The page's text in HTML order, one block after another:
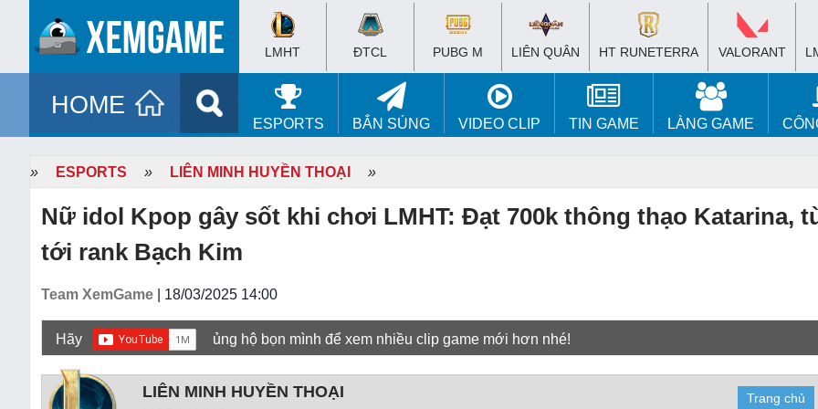
LMHT ĐTCL PUBG M LIÊN QUÂN HT RUNETERRA VALORANT
HOME
ESPORTS BẮN SÚNG VIDEO CLIP TIN GAME LÀNG GAME
» ESPORTS » LIÊN MINH HUYỀN THOẠI »
Nữ idol Kpop gây sốt khi chơi LMHT: Đạt 700k thông thạo Katarina,
tới rank Bạch Kim
Team XemGame | 18/03/2025 14:00
Hãy ủng hộ bọn mình để xem nhiều clip game mới hơn nhé!
LIÊN MINH HUYỀN THOẠI Trang chủ